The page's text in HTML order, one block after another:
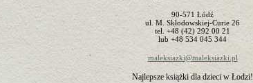
90-571 Łódź
ul. M. Skłodowskiej-Curie 26
tel.+48 (42) 292 00 21
lub +48 534 045 344
maleksiazki@maleksiazki.pl
Najlepsze książki dla dzieci w Łodzi!